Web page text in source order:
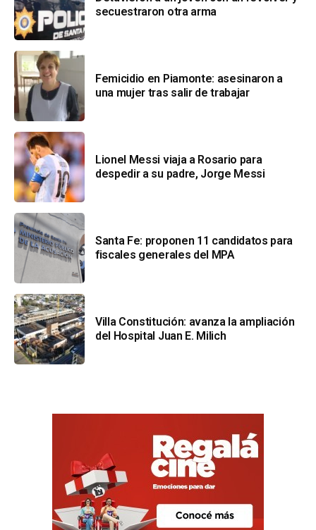
secuestraron otra arma
Femicidio en Piamonte: asesinaron a
una mujer tras salir de trabajar
Lionel Messi viaja a Rosario para
despedir a su padre, Jorge Messi
Santa Fe: proponen 11 candidatos para
fiscales generales del MPA
Villa Constitución: avanza la ampliación
del Hospital Juan E. Milich